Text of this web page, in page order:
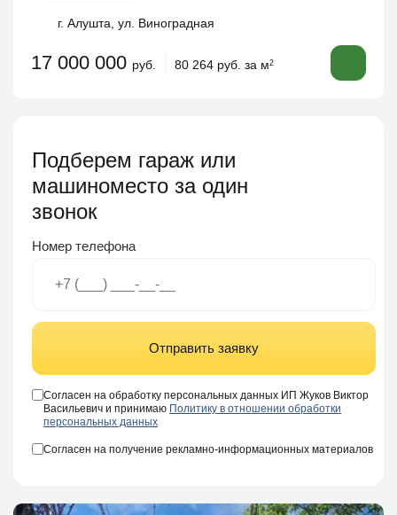
г. Алушта, ул. Виноградная
17 000 000 руб. 80 264 руб. за м2
Подберем гараж или
машиноместо за один
звонок
Номер телефона
Отправить заявку
Согласен на обработку персональных данных ИП Жуков Виктор
Васильевич и принимаю Политику в отношении обработки
персональных данных
Согласен на получение рекламно-информационных материалов